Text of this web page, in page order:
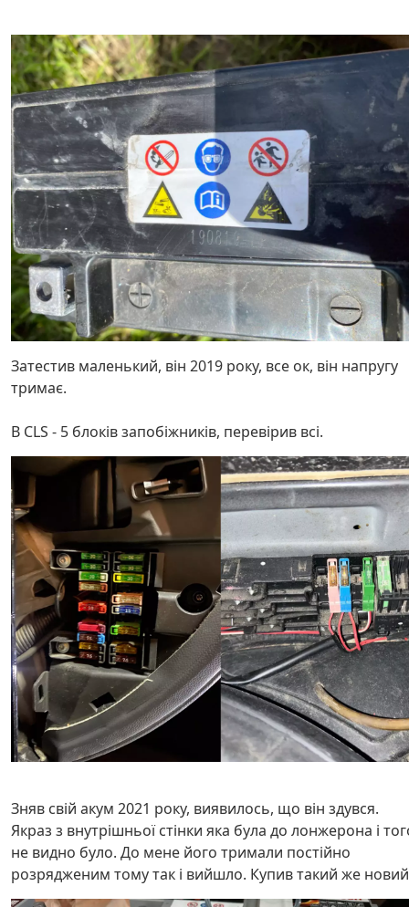
Затестив маленький, він 2019 року, все ок, він напругу
тримає.
В СLS - 5 блоків запобіжників, перевірив всі.
Зняв свій акум 2021 року, виявилось, що він здувся.
Якраз з внутрішньої стінки яка була до лонжерона і
не видно було. До мене його тримали постійно
розрядженим тому так і вийшло. Купив такий же